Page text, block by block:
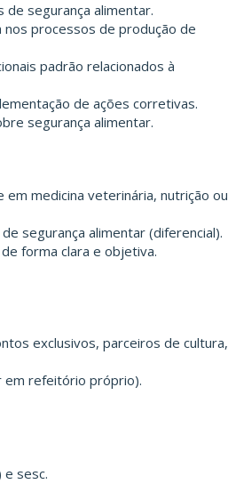
de segurança alimentar.
nos processos de produção de
padrão relacionados à
de ações corretivas.
segurança alimentar.
medicina veterinária, nutrição ou
segurança alimentar (diferencial).
forma clara e objetiva.
exclusivos, parceiros de cultura,
em refeitório próprio).
e sesc.